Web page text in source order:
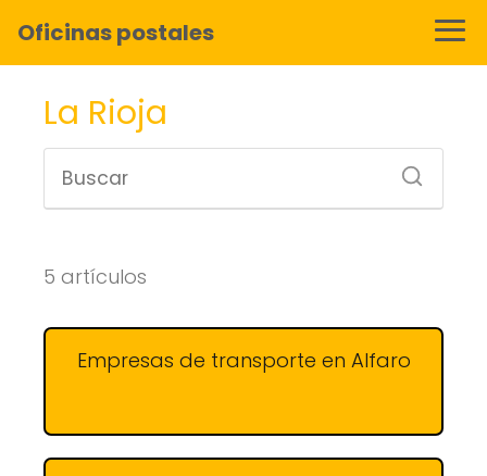
Oficinas postales
La Rioja
5 artículos
Empresas de transporte en Alfaro